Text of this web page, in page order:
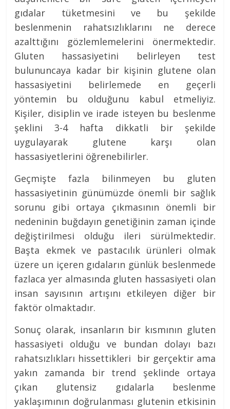
gıdalar tüketmesini ve bu şekilde
beslenmenin rahatsızlıklarını ne derece
azalttığını gözlemlemelerini önermektedir.
Gluten hassasiyetini belirleyen test
bulununcaya kadar bir kişinin glutene olan
hassasiyetini belirlemede en geçerli
yöntemin bu olduğunu kabul etmeliyiz.
Kişiler, disiplin ve irade isteyen bu beslenme
şeklini 3-4 hafta dikkatli bir şekilde
uygulayarak glutene karşı olan
hassasiyetlerini öğrenebilirler.
Geçmişte fazla bilinmeyen bu gluten
hassasiyetinin günümüzde önemli bir sağlık
sorunu gibi ortaya çıkmasının önemli bir
nedeninin buğdayın genetiğinin zaman içinde
değiştirilmesi olduğu ileri sürülmektedir.
Başta ekmek ve pastacılık ürünleri olmak
üzere un içeren gıdaların günlük beslenmede
fazlaca yer almasında gluten hassasiyeti olan
insan sayısının artışını etkileyen diğer bir
faktör olmaktadır.
Sonuç olarak, insanların bir kısmının gluten
hassasiyeti olduğu ve bundan dolayı bazı
rahatsızlıkları hissettikleri bir gerçektir ama
yakın zamanda bir trend şeklinde ortaya
çıkan glutensiz gıdalarla beslenme
yaklaşımının doğrulanması glutenin etkisinin